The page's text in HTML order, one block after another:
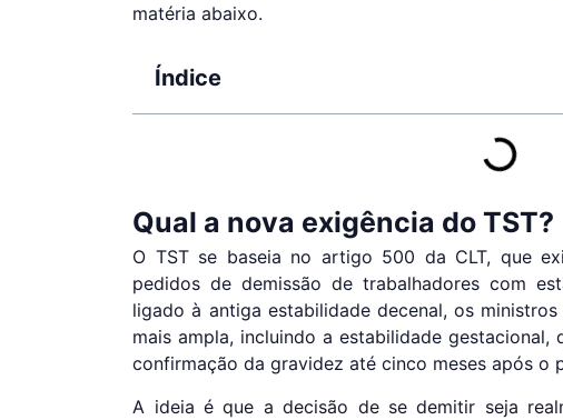
matéria abaixo.
Índice
Qual a nova exigência do TST?
O TST se baseia no artigo 500 da CLT, que
pedidos de demissão de trabalhadores com
ligado à antiga estabilidade decenal, os
mais ampla, incluindo a estabilidade
confirmação da gravidez até cinco meses após o
A ideia é que a decisão de se demitir seja